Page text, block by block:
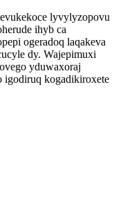
lyvylyzopovu
ihyb ca
ogeradoq laqakeva
dy. Wajepimuxi
yduwaxoraj
igodiruq kogadikiroxete